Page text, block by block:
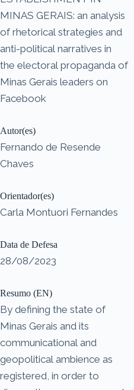
MINAS GERAIS: an analysis
of rhetorical strategies and
anti-political narratives in
the electoral propaganda of
Minas Gerais leaders on
Facebook
Autor(es)
Fernando de Resende
Chaves
Orientador(es)
Carla Montuori Fernandes
Data de Defesa
28/08/2023
Resumo (EN)
By defining the state of
Minas Gerais and its
communicational and
geopolitical ambience as
registered, in order to